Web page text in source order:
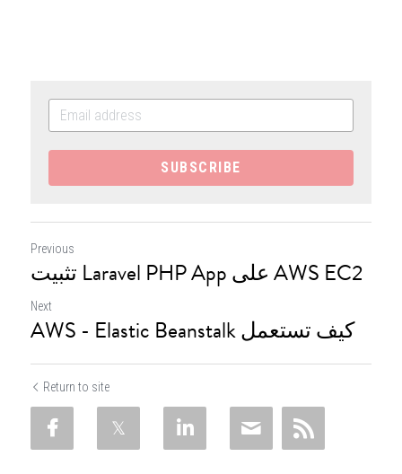
SUBSCRIBE
Previous
تثبيت Laravel PHP App على AWS EC2
Next
AWS - Elastic Beanstalk كيف تستعمل
Return to site